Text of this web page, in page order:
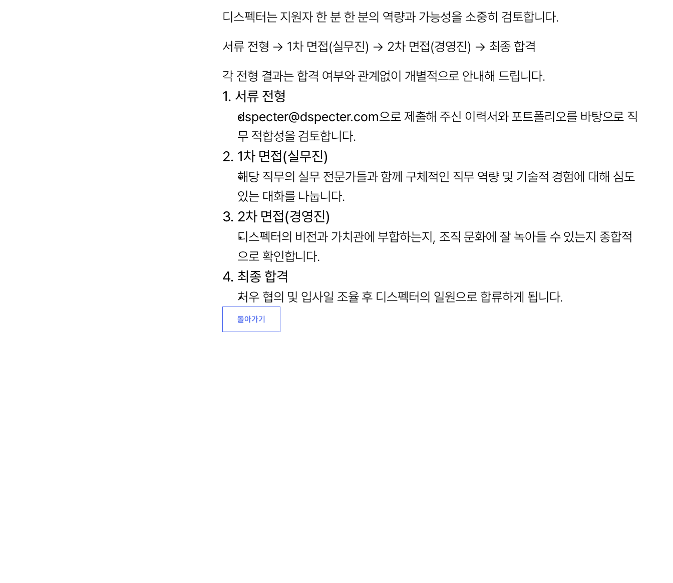
디스펙터는 지원자 한 분 한 분의 역량과 가능성을 소중히 검토합니다.
서류 전형 → 1차 면접(실무진) → 2차 면접(경영진) → 최종 합격
각 전형 결과는 합격 여부와 관계없이 개별적으로 안내해 드립니다.
1. 서류 전형
dspecter@dspecter.com으로 제출해 주신 이력서와 포트폴리오를 바탕으로 직
무 적합성을 검토합니다.
2. 1차 면접(실무진)
해당 직무의 실무 전문가들과 함께 구체적인 직무 역량 및 기술적 경험에 대해 심도
있는 대화를 나눕니다.
3. 2차 면접(경영진)
디스펙터의 비전과 가치관에 부합하는지, 조직 문화에 잘 녹아들 수 있는지 종합적
으로 확인합니다.
4. 최종 합격
처우 협의 및 입사일 조율 후 디스펙터의 일원으로 합류하게 됩니다.
돌아가기